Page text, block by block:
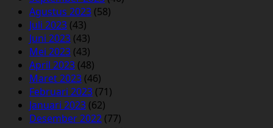
Agustus 2023 (58)
Juli 2023 (43)
Juni 2023 (43)
Mei 2023 (43)
April 2023 (48)
Maret 2023 (46)
Februari 2023 (71)
Januari 2023 (62)
Desember 2022 (77)